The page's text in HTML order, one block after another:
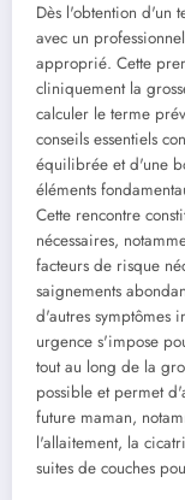
Dès l'obtention d'un
avec un
approprié. Cette
cliniquement la
calculer le terme
conseils essentiels
équilibrée et d'une
éléments
Cette rencontre
nécessaires,
facteurs de risque
saignements
d'autres symptômes
urgence s'impose
tout au long de la
possible et permet
future maman,
l'allaitement, la
suites de couches